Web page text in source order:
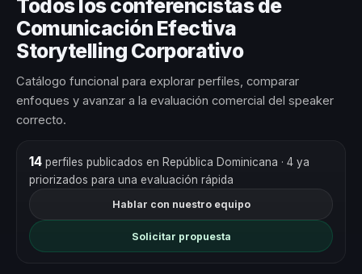
Todos los conferencistas de
Comunicación Efectiva
Storytelling Corporativo
Catálogo funcional para explorar perfiles, comparar
enfoques y avanzar a la evaluación comercial del speaker
correcto.
14perfiles publicados en República Dominicana · 4 ya
priorizados para una evaluación rápida
Hablar con nuestro equipo
Solicitar propuesta